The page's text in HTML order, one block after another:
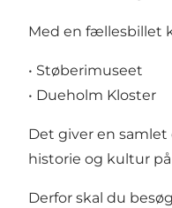
Med en fællesbillet
• Støberimuseet
• Dueholm Kloster
Det giver en samlet
historie og kultur på
Derfor skal du